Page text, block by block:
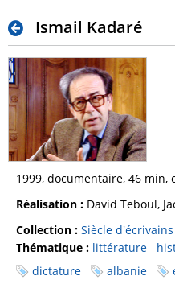
Ismail Kadaré
1999, documentaire, 46 min,
Réalisation : David Teboul,
Collection : Siècle d'écrivains
Thématique : littérature
dictature
albanie